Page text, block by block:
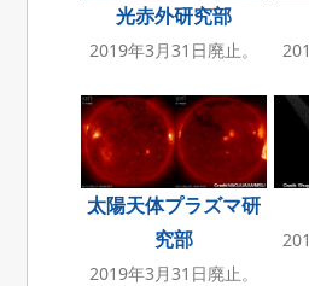
光赤外研究部
2019年3月31日廃止。
太陽天体プラズマ研
究部
2019年3月31日廃止。